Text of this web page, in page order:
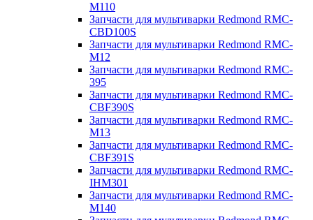
M110
Запчасти для мультиварки Redmond RMC-
CBD100S
Запчасти для мультиварки Redmond RMC-
M12
Запчасти для мультиварки Redmond RMC-
395
Запчасти для мультиварки Redmond RMC-
CBF390S
Запчасти для мультиварки Redmond RMC-
M13
Запчасти для мультиварки Redmond RMC-
CBF391S
Запчасти для мультиварки Redmond RMC-
IHM301
Запчасти для мультиварки Redmond RMC-
M140